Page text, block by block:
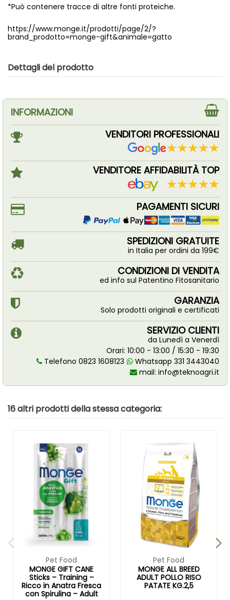
*Può contenere tracce di altre fonti proteiche.
https://www.monge.it/prodotti/page/2/?
brand_prodotto=monge-gift&animale=gatto
Dettagli del prodotto
INFORMAZIONI
VENDITORI PROFESSIONALI
VENDITORE AFFIDABILITÀ TOP
PAGAMENTI SICURI
SPEDIZIONI GRATUITE
in Italia per ordini da 199€
CONDIZIONI DI VENDITA
ed info sul Patentino Fitosanitario
GARANZIA
Solo prodotti originali e certificati
SERVIZIO CLIENTI
da Lunedì a Venerdì
Orari: 10:00 - 13:00 / 15:30 - 19:30
Telefono 0823 1608123
Whatsapp 331 3443040
mail: info@teknoagri.it
16 altri prodotti della stessa categoria:
Pet Food
MONGE GIFT CANE
Sticks – Training –
Ricco in Anatra Fresca
con Spirulina – Adult
Pet Food
MONGE ALL BREED
ADULT POLLO RISO
PATATE KG.2,5